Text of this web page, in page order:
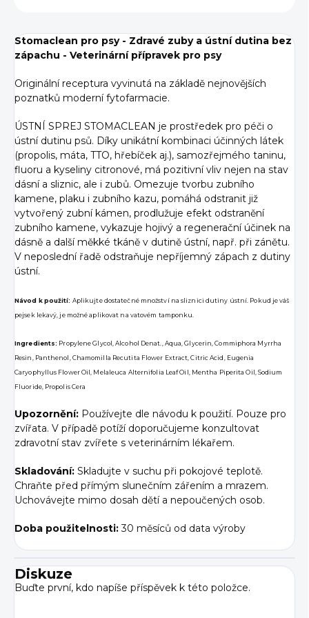
Stomaclean pro psy - Zdravé zuby a ústní dutina bez
zápachu - Veterinární přípravek pro psy
Originální receptura vyvinutá na základě nejnovějších
poznatků moderní fytofarmacie.
ÚSTNÍ SPREJ STOMACLEAN je prostředek pro péči o
ústní dutinu psů. Díky unikátní kombinaci účinných látek
(propolis, máta, TTO, hřebíček aj.), samozřejmého taninu,
fluoru a kyseliny citronové, má pozitivní vliv nejen na stav
dásní a sliznic, ale i zubů. Omezuje tvorbu zubního
kamene, plaku i zubního kazu, pomáhá odstranit již
vytvořený zubní kámen, prodlužuje efekt odstranění
zubního kamene, vykazuje hojivý a regenerační účinek na
dásně a další měkké tkáně v dutině ústní, např. při zánětu.
V neposlední řadě odstraňuje nepříjemný zápach z dutiny
ústní.
Návod k použití: Aplikujte dostatečné množství na sliznici dutiny ústní. Pokud je váš
pejsek lekavý, je možné aplikovat na vatovém tamponku.
Ingredients: Propylene Glycol, Alcohol Denat., Aqua, Glycerin, Commiphora Myrrha
Resin, Panthenol, Chamomilla Recutita Flower Extract, Citric Acid, Eugenia
Caryophyllus Flower Oil, Melaleuca Alternifolia Leaf Oil, Mentha Piperita Oil, Sodium
Fluoride, Propolis Cera
Upozornění: Používejte dle návodu k použití. Pouze pro
zvířata. V případě potíží doporučujeme konzultovat
zdravotní stav zvířete s veterinárním lékařem.
Skladování: Skladujte v suchu při pokojové teplotě.
Chraňte před přímým slunečním zářením a mrazem.
Uchovávejte mimo dosah dětí a nepoučených osob.
Doba použitelnosti: 30 měsíců od data výroby
Diskuze
Buďte první, kdo napíše příspěvek k této položce.